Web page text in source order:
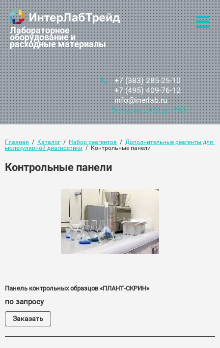
Лабораторное
оборудование и
расходные материалы
+7 (383) 285-25-10
+7 (495) 409-76-12
info@inerlab.ru
По будням: с 8.30 до 17.30
Главная
  /
Каталог
  /
Набор реагентов
  /
Дополнительные реагенты для
молекулярной диагностики
  /  Контрольные панели
Контрольные панели
Панель контрольных образцов «ПЛАНТ-СКРИН»
по запросу
Заказать